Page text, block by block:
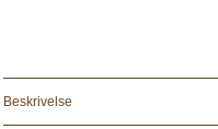
Beskrivelse